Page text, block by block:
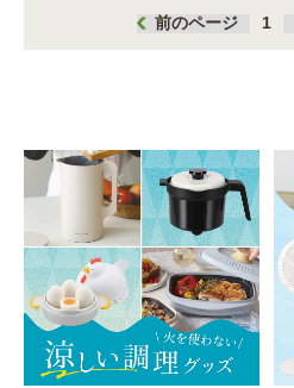
前のページ 1